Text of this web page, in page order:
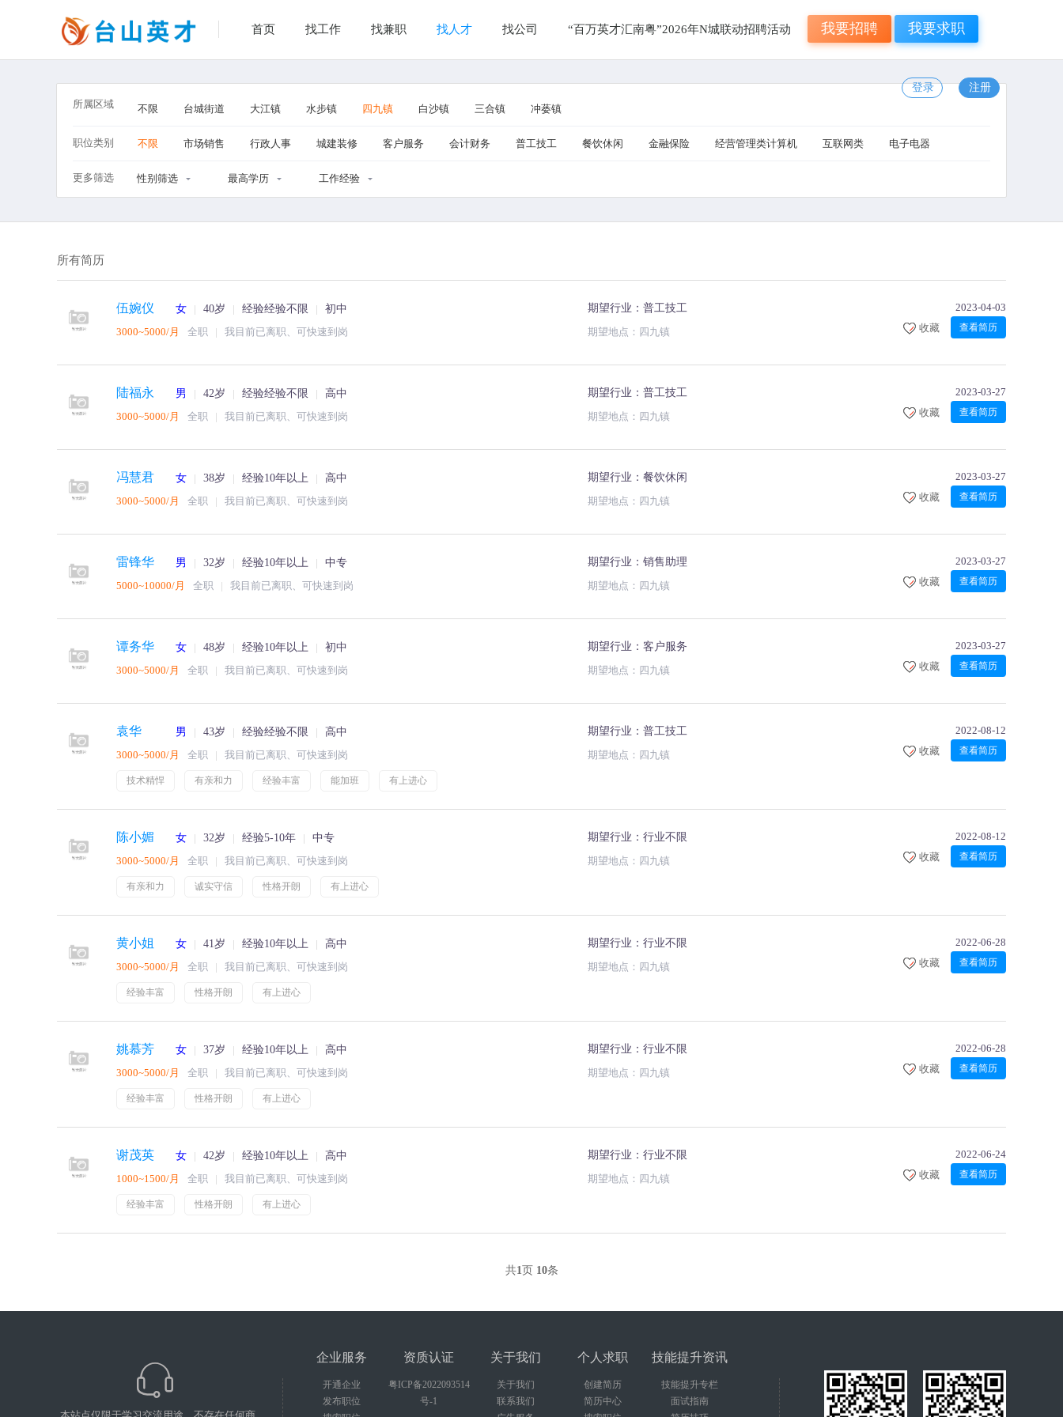
首页 找工作 找兼职 找人才 找公司 “百万英才汇南粤”2026年N城联动招聘活动 我要招聘 我要求职
登录
注册
所属区域
不限 台城街道 大江镇 水步镇 四九镇 白沙镇 三合镇 冲蒌镇
职位类别 不限 市场销售 行政人事 城建装修 客户服务 会计财务 普工技工 餐饮休闲 金融保险 经营管理类计算机 互联网类 电子电器
更多筛选 性别筛选 最高学历 工作经验
所有简历
伍婉仪 女 40岁 经验经验不限
初中
3000~5000/月
全职 我目前已离职、可快速到岗
期望行业：普工技工
期望地点：四九镇
2023-04-03
收藏
查看简历
陆福永 男 42岁 经验经验不限
高中
3000~5000/月
全职 我目前已离职、可快速到岗
期望行业：普工技工
期望地点：四九镇
2023-03-27
收藏
查看简历
冯慧君 女 38岁 经验10年以上
高中
3000~5000/月
全职 我目前已离职、可快速到岗
期望行业：餐饮休闲
期望地点：四九镇
2023-03-27
收藏
查看简历
雷锋华 男 32岁 经验10年以上
中专
5000~10000/月
全职 我目前已离职、可快速到岗
期望行业：销售助理
期望地点：四九镇
2023-03-27
收藏
查看简历
谭务华 女 48岁 经验10年以上
初中
3000~5000/月
全职 我目前已离职、可快速到岗
期望行业：客户服务
期望地点：四九镇
2023-03-27
收藏
查看简历
袁华 男 43岁 经验经验不限
高中
3000~5000/月
全职 我目前已离职、可快速到岗
期望行业：普工技工
期望地点：四九镇
2022-08-12
收藏
查看简历
技术精悍 有亲和力 经验丰富 能加班 有上进心
陈小媚 女 32岁 经验5-10年
中专
3000~5000/月
全职 我目前已离职、可快速到岗
期望行业：行业不限
期望地点：四九镇
2022-08-12
收藏
查看简历
有亲和力 诚实守信 性格开朗 有上进心
黄小姐 女 41岁 经验10年以上
高中
3000~5000/月
全职 我目前已离职、可快速到岗
期望行业：行业不限
期望地点：四九镇
2022-06-28
收藏
查看简历
经验丰富 性格开朗 有上进心
姚慕芳 女 37岁 经验10年以上
高中
3000~5000/月
全职 我目前已离职、可快速到岗
期望行业：行业不限
期望地点：四九镇
2022-06-28
收藏
查看简历
经验丰富 性格开朗 有上进心
谢茂英 女 42岁 经验10年以上
高中
1000~1500/月
全职 我目前已离职、可快速到岗
期望行业：行业不限
期望地点：四九镇
2022-06-24
收藏
查看简历
经验丰富 性格开朗 有上进心
共1页 10条
企业服务
开通企业
发布职位
资质认证
粤ICP备2022093514
号-1
关于我们
关于我们
联系我们
个人求职
创建简历
简历中心
技能提升资讯
技能提升专栏
面试指南